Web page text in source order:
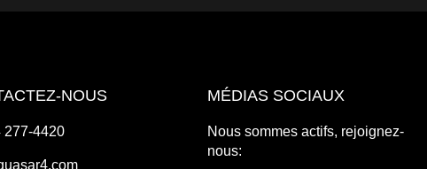
NOUS
277-4420
MÉDIAS SOCIAUX
Nous sommes actifs, rejoignez-
nous: